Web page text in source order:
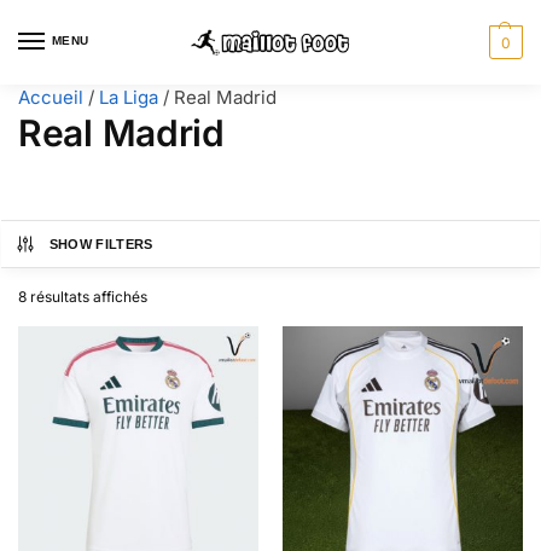
MENU 0
Accueil / La Liga / Real Madrid
Real Madrid
SHOW FILTERS
8 résultats affichés